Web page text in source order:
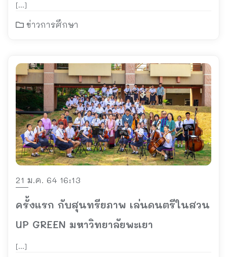
[…]
ข่าวการศึกษา
21 ม.ค. 64 16:13
ครั้งแรก กับสุนทรียภาพ เล่นดนตรีในสวน
UP GREEN มหาวิทยาลัยพะเยา
[…]